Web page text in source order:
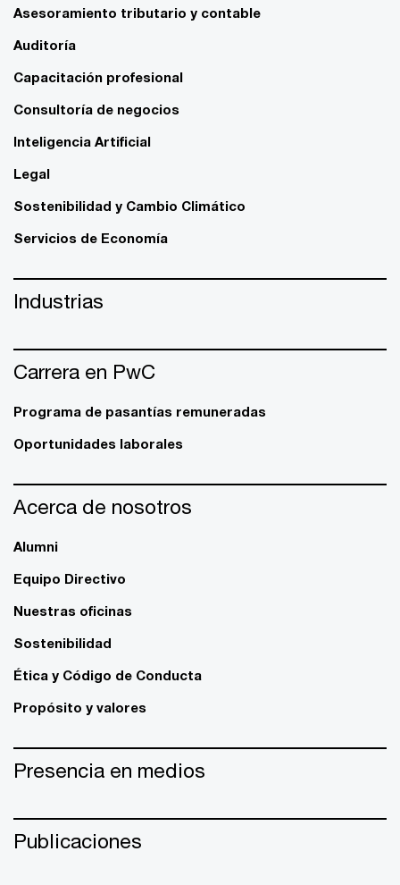
Asesoramiento tributario y contable
Auditoría
Capacitación profesional
Consultoría de negocios
Inteligencia Artificial
Legal
Sostenibilidad y Cambio Climático
Servicios de Economía
Industrias
Carrera en PwC
Programa de pasantías remuneradas
Oportunidades laborales
Acerca de nosotros
Alumni
Equipo Directivo
Nuestras oficinas
Sostenibilidad
Ética y Código de Conducta
Propósito y valores
Presencia en medios
Publicaciones